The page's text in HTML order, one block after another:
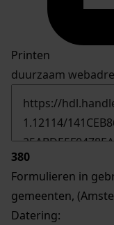
Printen
duurzaam
380
Formulieren in
gemeenten,
Datering: